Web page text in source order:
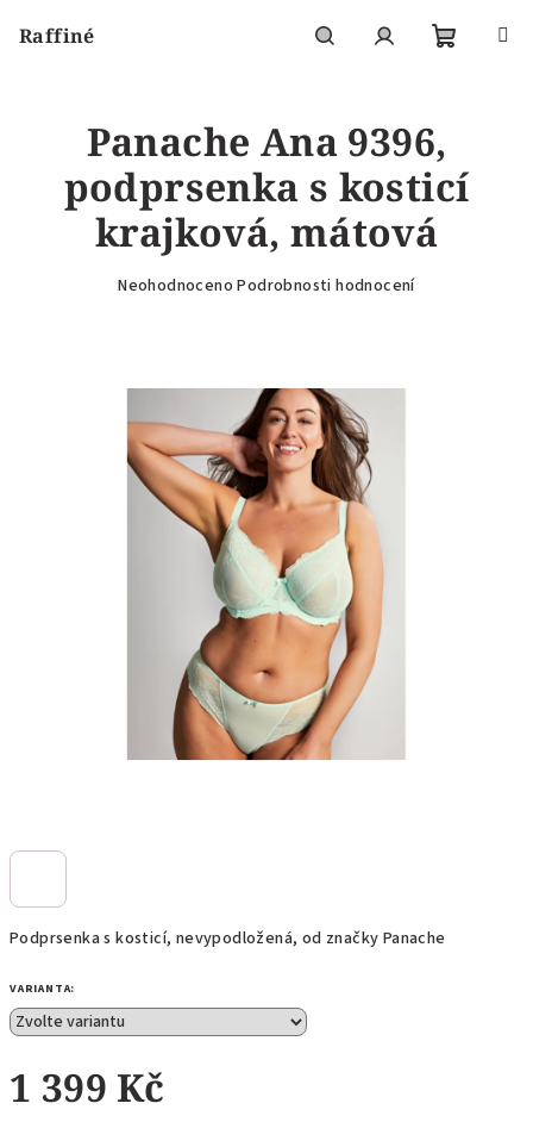
Raffiné
Podprsenka s kosticí, nevypodložená, od značky Panache
VARIANTA:
1 399 Kč
Panache Ana 9396,
podprsenka s kosticí
krajková, mátová
Průměrné
hvězdiček.
Neohodnoceno Podrobnosti hodnocení